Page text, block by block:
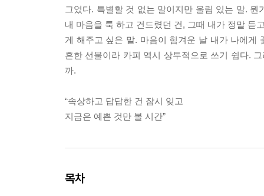
그었다. 특별할 것 없는 말이지만 울림 있는 말.
내 마음을 툭 하고 건드렸던 건, 그때 내가 정말 듣
게 해주고 싶은 말. 마음이 힘겨운 날 내가 나에게
흔한 선물이라 카피 역시 상투적으로 쓰기 쉽다.
까.
“속상하고 답답한 건 잠시 잊고
지금은 예쁜 것만 볼 시간”
목차